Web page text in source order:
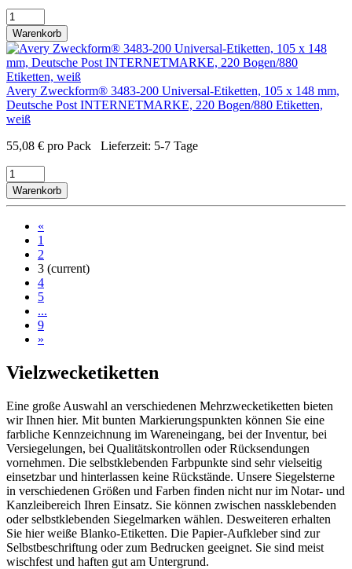
Warenkorb
Avery Zweckform® 3483-200 Universal-Etiketten, 105 x 148 mm,
Deutsche Post INTERNETMARKE, 220 Bogen/880 Etiketten,
weiß
55,08 € pro Pack Lieferzeit: 5-7 Tage
Warenkorb
«
1
2
3 (current)
4
5
...
9
»
Vielzwecketiketten
Eine große Auswahl an verschiedenen Mehrzwecketiketten bieten
wir Ihnen hier. Mit bunten Markierungspunkten können Sie eine
farbliche Kennzeichnung im Wareneingang, bei der Inventur, bei
Versiegelungen, bei Qualitätskontrollen oder Rücksendungen
vornehmen. Die selbstklebenden Farbpunkte sind sehr vielseitig
einsetzbar und hinterlassen keine Rückstände. Unsere Siegelsterne
in verschiedenen Größen und Farben finden nicht nur im Notar- und
Kanzleibereich Ihren Einsatz. Sie können zwischen nassklebenden
oder selbstklebenden Siegelmarken wählen. Desweiteren erhalten
Sie hier weiße Blanko-Etiketten. Die Papier-Aufkleber sind zur
Selbstbeschriftung oder zum Bedrucken geeignet. Sie sind meist
wischfest und haften gut am Untergrund.